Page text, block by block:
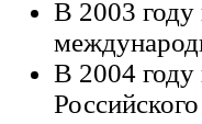
В 2003 году
В 2004 году